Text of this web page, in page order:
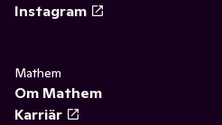
Instagram
Mathem
Om Mathem
Karriär